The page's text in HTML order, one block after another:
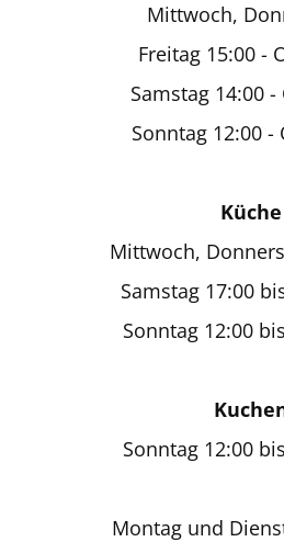
Mittwoch,
Freitag 15:00 -
Samstag 14:00 -
Sonntag 12:00 -
Küche
Mittwoch,
Samstag 17:00
Sonntag 12:00
Sonntag 12:00
Montag und